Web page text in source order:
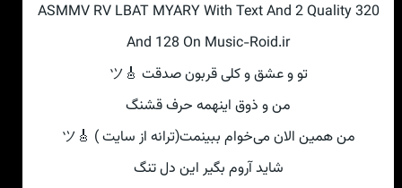
ASMMV RV LBAT MYARY With Text And 2 Quality 320
And 128 On Music-Roid.ir
تو و عشق و کلی‌ قربون صدقت 🎸ツ
من و ذوق اینهمه حرف قشنگ
من همین الان می‌خوام ببینمت(ترانه از سایت ) 🎸ツ
شاید آروم بگیر این دل تنگ